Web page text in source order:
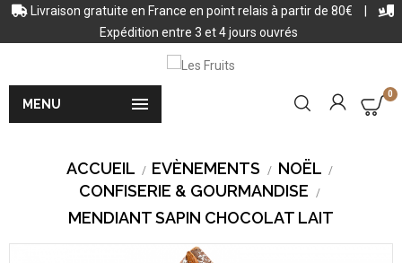
Livraison gratuite en France en point relais à partir de 80€
Expédition entre 3 et 4 jours ouvrés

MENU
0
ACCUEIL EVÈNEMENTS
NOËL
CONFISERIE & GOURMANDISE
MENDIANT SAPIN CHOCOLAT LAIT